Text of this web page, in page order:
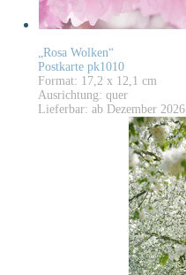
„Rosa Wolken“
Postkarte pk1010
Format: 17,2 x 12,1 cm
Ausrichtung: quer
Lieferbar: ab Dezember 2026